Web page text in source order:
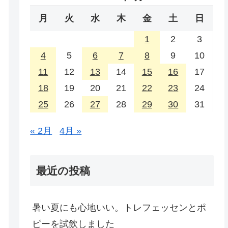
月 火 水 木 金 土 日
1 2
3
4
5 6 7 8 9
10
11
12 13 14 15 16
17
18
19 20 21 22 23
24
25
26 27 28 29 30 31
« 2月 4月 »
最近の投稿
暑い夏にも心地いい。トレフェッセンとポ
ピーを試飲しました